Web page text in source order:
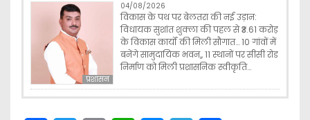
प्रशासन
04/08/2026
विकास के पथ पर बेलतरा की नई उड़ान:
विधायक सुशांत शुक्ला की पहल से ₹3.61 करोड़
के विकास कार्यों की मिली सौगात… 10 गांवों में
बनेंगे सामुदायिक भवन,, 11 स्थानों पर सीसी रोड
निर्माण को मिली प्रशासनिक स्वीकृति…